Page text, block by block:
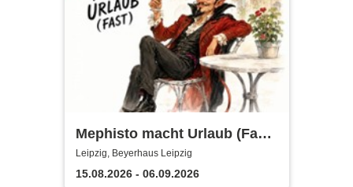
Mephisto macht Urlaub (Fast)
- Sommertheater im
Beyerhaus Leipzig
Leipzig, Beyerhaus Leipzig
15.08.2026 - 06.09.2026